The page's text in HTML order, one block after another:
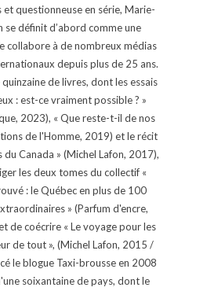
et questionneuse en série, Marie-
se définit d’abord comme une
collabore à de nombreux médias
depuis plus de 25 ans.
de livres, dont les essais
: est-ce vraiment possible ? »
2023), « Que reste-t-il de nos
de l'Homme, 2019) et le récit
du Canada » (Michel Lafon, 2017),
les deux tomes du collectif «
: le Québec en plus de 100
» (Parfum d'encre,
de coécrire « Le voyage pour les
de tout », (Michel Lafon, 2015 /
le blogue Taxi-brousse en 2008
soixantaine de pays, dont le